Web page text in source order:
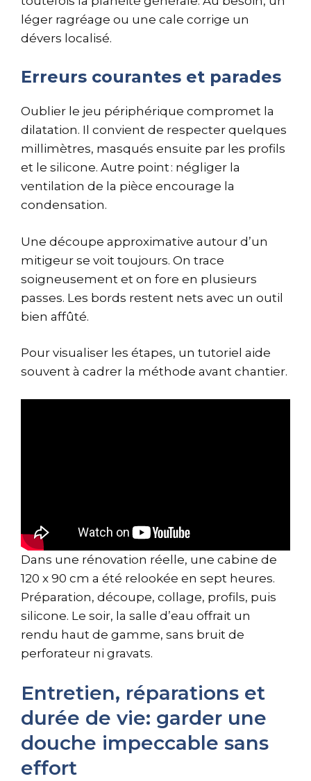
léger ragréage ou une cale corrige un
dévers localisé.
Erreurs courantes et parades
Oublier le jeu périphérique compromet la
dilatation. Il convient de respecter quelques
millimètres, masqués ensuite par les profils
et le silicone. Autre point : négliger la
ventilation de la pièce encourage la
condensation.
Une découpe approximative autour d’un
mitigeur se voit toujours. On trace
soigneusement et on fore en plusieurs
passes. Les bords restent nets avec un outil
bien affûté.
Pour visualiser les étapes, un tutoriel aide
souvent à cadrer la méthode avant chantier.
Dans une rénovation réelle, une cabine de
120 x 90 cm a été relookée en sept heures.
Préparation, découpe, collage, profils, puis
silicone. Le soir, la salle d’eau offrait un
rendu haut de gamme, sans bruit de
perforateur ni gravats.
Entretien, réparations et
durée de vie: garder une
douche impeccable sans
effort